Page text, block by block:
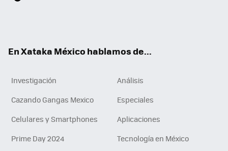
En Xataka México hablamos de...
Investigación
Análisis
Cazando Gangas Mexico
Especiales
Celulares y Smartphones
Aplicaciones
Prime Day 2024
Tecnología en México